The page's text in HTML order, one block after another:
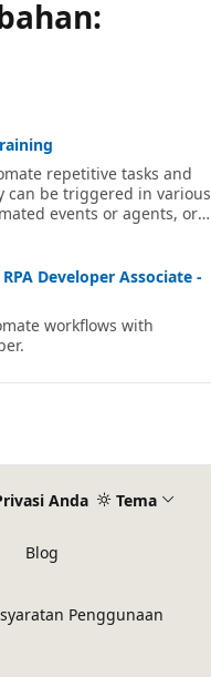
repetitive tasks and
can be triggered in various
events or agents, or
to provide a
and accelerates agent
consistent execution,
Developer Associate -
workflows with
Anda Tema
Blog
Penggunaan